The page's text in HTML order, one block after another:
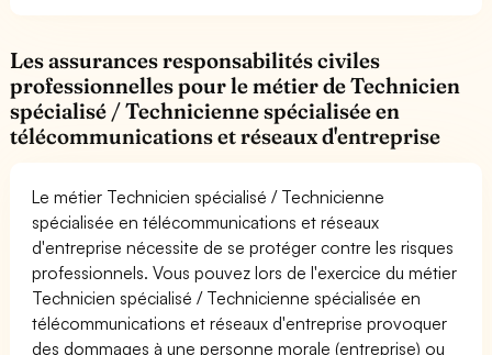
Les assurances responsabilités civiles
professionnelles pour le métier de Technicien
spécialisé / Technicienne spécialisée en
télécommunications et réseaux d'entreprise
Le métier Technicien spécialisé / Technicienne
spécialisée en télécommunications et réseaux
d'entreprise nécessite de se protéger contre les risques
professionnels. Vous pouvez lors de l'exercice du métier
Technicien spécialisé / Technicienne spécialisée en
télécommunications et réseaux d'entreprise provoquer
des dommages à une personne morale (entreprise) ou